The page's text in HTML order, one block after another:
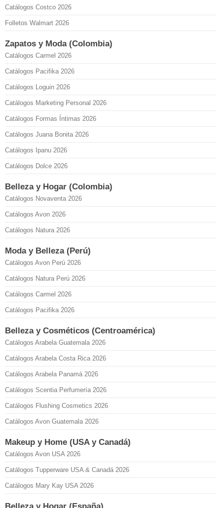
Catálogos Costco 2026
Folletos Walmart 2026
Zapatos y Moda (Colombia)
Catálogos Carmel 2026
Catálogos Pacifika 2026
Catálogos Loguin 2026
Catálogos Marketing Personal 2026
Catálogos Formas Íntimas 2026
Catálogos Juana Bonita 2026
Catálogos Ipanu 2026
Catálogos Dolce 2026
Belleza y Hogar (Colombia)
Catálogos Novaventa 2026
Catálogos Avon 2026
Catálogos Natura 2026
Moda y Belleza (Perú)
Catálogos Avon Perú 2026
Catálogos Natura Perú 2026
Catálogos Carmel 2026
Catálogos Pacifika 2026
Belleza y Cosméticos (Centroamérica)
Catálogos Arabela Guatemala 2026
Catálogos Arabela Costa Rica 2026
Catálogos Arabela Panamá 2026
Catálogos Scentia Perfumería 2026
Catálogos Flushing Cosmetics 2026
Catálogos Avon Guatemala 2026
Makeup y Home (USA y Canadá)
Catálogos Avon USA 2026
Catálogos Tupperware USA & Canadá 2026
Catálogos Mary Kay USA 2026